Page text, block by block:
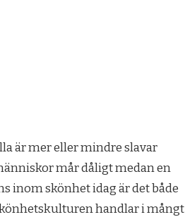
är mer eller mindre slavar
mår dåligt medan en
inom skönhet idag är det både
handlar i mångt